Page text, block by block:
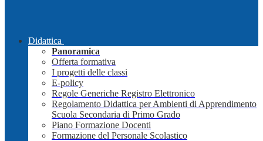
Didattica
Panoramica
Offerta formativa
I progetti delle classi
E-policy
Regole Generiche Registro Elettronico
Regolamento Didattica per Ambienti di Apprendimento
Scuola Secondaria di Primo Grado
Piano Formazione Docenti
Formazione del Personale Scolastico